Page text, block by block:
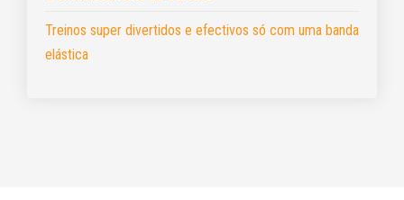
Treinos super divertidos e efectivos só com uma banda
elástica